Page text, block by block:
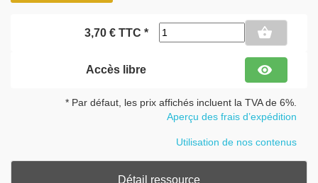
3,70 € TTC * shopping_basket
Accès libre visibility
* Par défaut, les prix affichés incluent la TVA de 6%.
Aperçu des frais d’expédition
Utilisation de nos contenus
Détail ressource